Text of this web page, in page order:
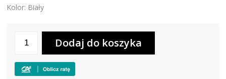
Kolor: Biały